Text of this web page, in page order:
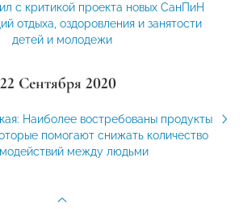
с критикой проекта новых СанПиН
отдыха, оздоровления и занятости
детей и молодежи
22 Сентября 2020
Наиболее востребованы продукты
помогают снижать количество
между людьми